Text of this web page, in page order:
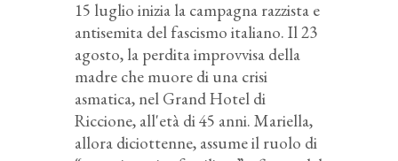
15 luglio inizia la campagna razzista e
antisemita del fascismo italiano. Il 23
agosto, la perdita improvvisa della
madre che muore di una crisi
asmatica, nel Grand Hotel di
Riccione, all'età di 45 anni. Mariella,
allora diciottenne, assume il ruolo di